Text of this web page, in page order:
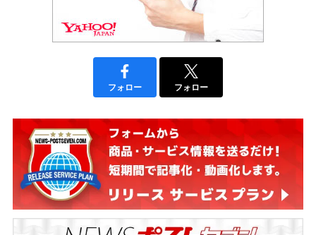
フォロー フォロー